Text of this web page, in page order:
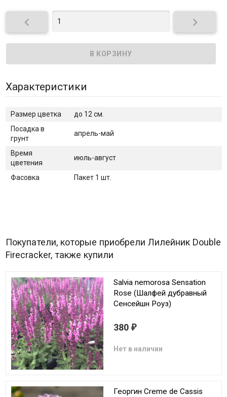
 
Характеристики
Размер цветка
до 12 см.
Посадка в
грунт
апрель-май
Время
цветения
июль-август
Фасовка Пакет 1 шт.
Покупатели, которые приобрели Лилейник Double
Firecracker, также купили
Salvia nemorosa Sensation
Rose (Шалфей дубравный
Сенсейшн Роуз)
380 ₽
Нет в наличии
Георгин Creme de Cassis